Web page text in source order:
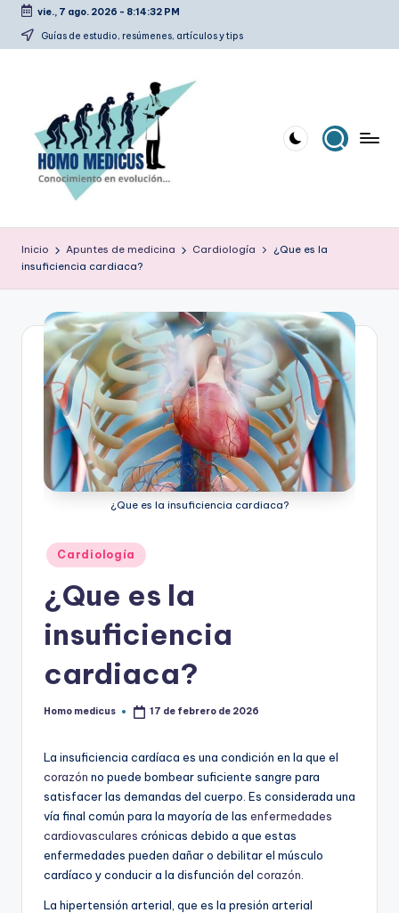
Saltar
vie., 7 ago. 2026 - 8:14:33 PM
Guías de estudio, resúmenes, artículos y tips
o
m
m
d
estudio,
tips
Inicio Apuntes de medicina Cardiología
¿Que es la
insuficiencia cardiaca?
¿Que es la insuficiencia cardiaca?
Publicado
en
Cardiología
¿Que es la
insuficiencia
cardiaca?
Publicado
Homo medicus 17 de febrero de 2026
La insuficiencia cardíaca es una condición en la que el
corazón no puede bombear suficiente sangre para
satisfacer las demandas del cuerpo. Es considerada una
vía final común para la mayoría de las enfermedades
cardiovasculares crónicas debido a que estas
enfermedades pueden dañar o debilitar el músculo
cardíaco y conducir a la disfunción del corazón
La hipertensión arterial, que es la presión arterial